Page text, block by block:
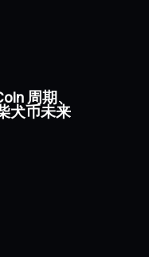
周期、
犬币未来